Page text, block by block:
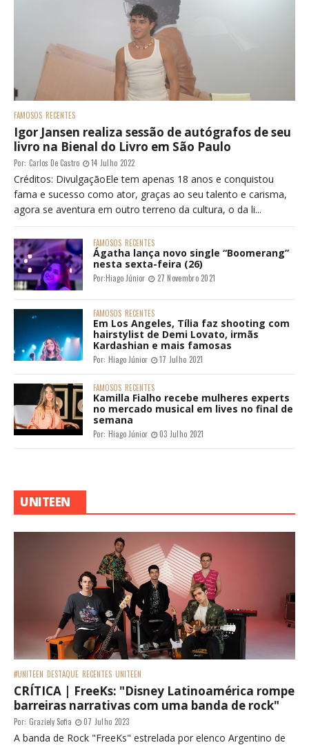
FAMOSOS RECENTES
Igor Jansen realiza sessão de autógrafos de seu
livro na Bienal do Livro em São Paulo
Por: Carlos De Castro 14 Julho 2022
Créditos: DivulgaçãoEle tem apenas 18 anos e conquistou
fama e sucesso como ator, graças ao seu talento e carisma,
agora se aventura em outro terreno da cultura, o da li...
FAMOSOS RECENTES
Ágatha lança novo single “Boomerang”
nesta sexta-feira (26)
Por:Hiago Júnior 27 Novembro 2021
FAMOSOS RECENTES
Em Los Angeles, Tília faz shooting com
hairstylist de Demi Lovato, irmãs
Kardashian e mais famosas
Por: Hiago Júnior 17 Julho 2021
FAMOSOS RECENTES
Kamilla Fialho recebe mulheres experts
no mercado musical em lives no final de
semana
Por: Hiago Júnior 03 Julho 2021
UNITEEN
#UNITEEN DESTAQUE RECENTES UNITEEN
CRÍTICA | FreeKs: "Disney Latinoamérica rompe
barreiras narrativas com uma banda de rock"
Por: Graziely Sofia 07 Julho 2023
A banda de Rock "FreeKs" estrelada por elenco Argentino de